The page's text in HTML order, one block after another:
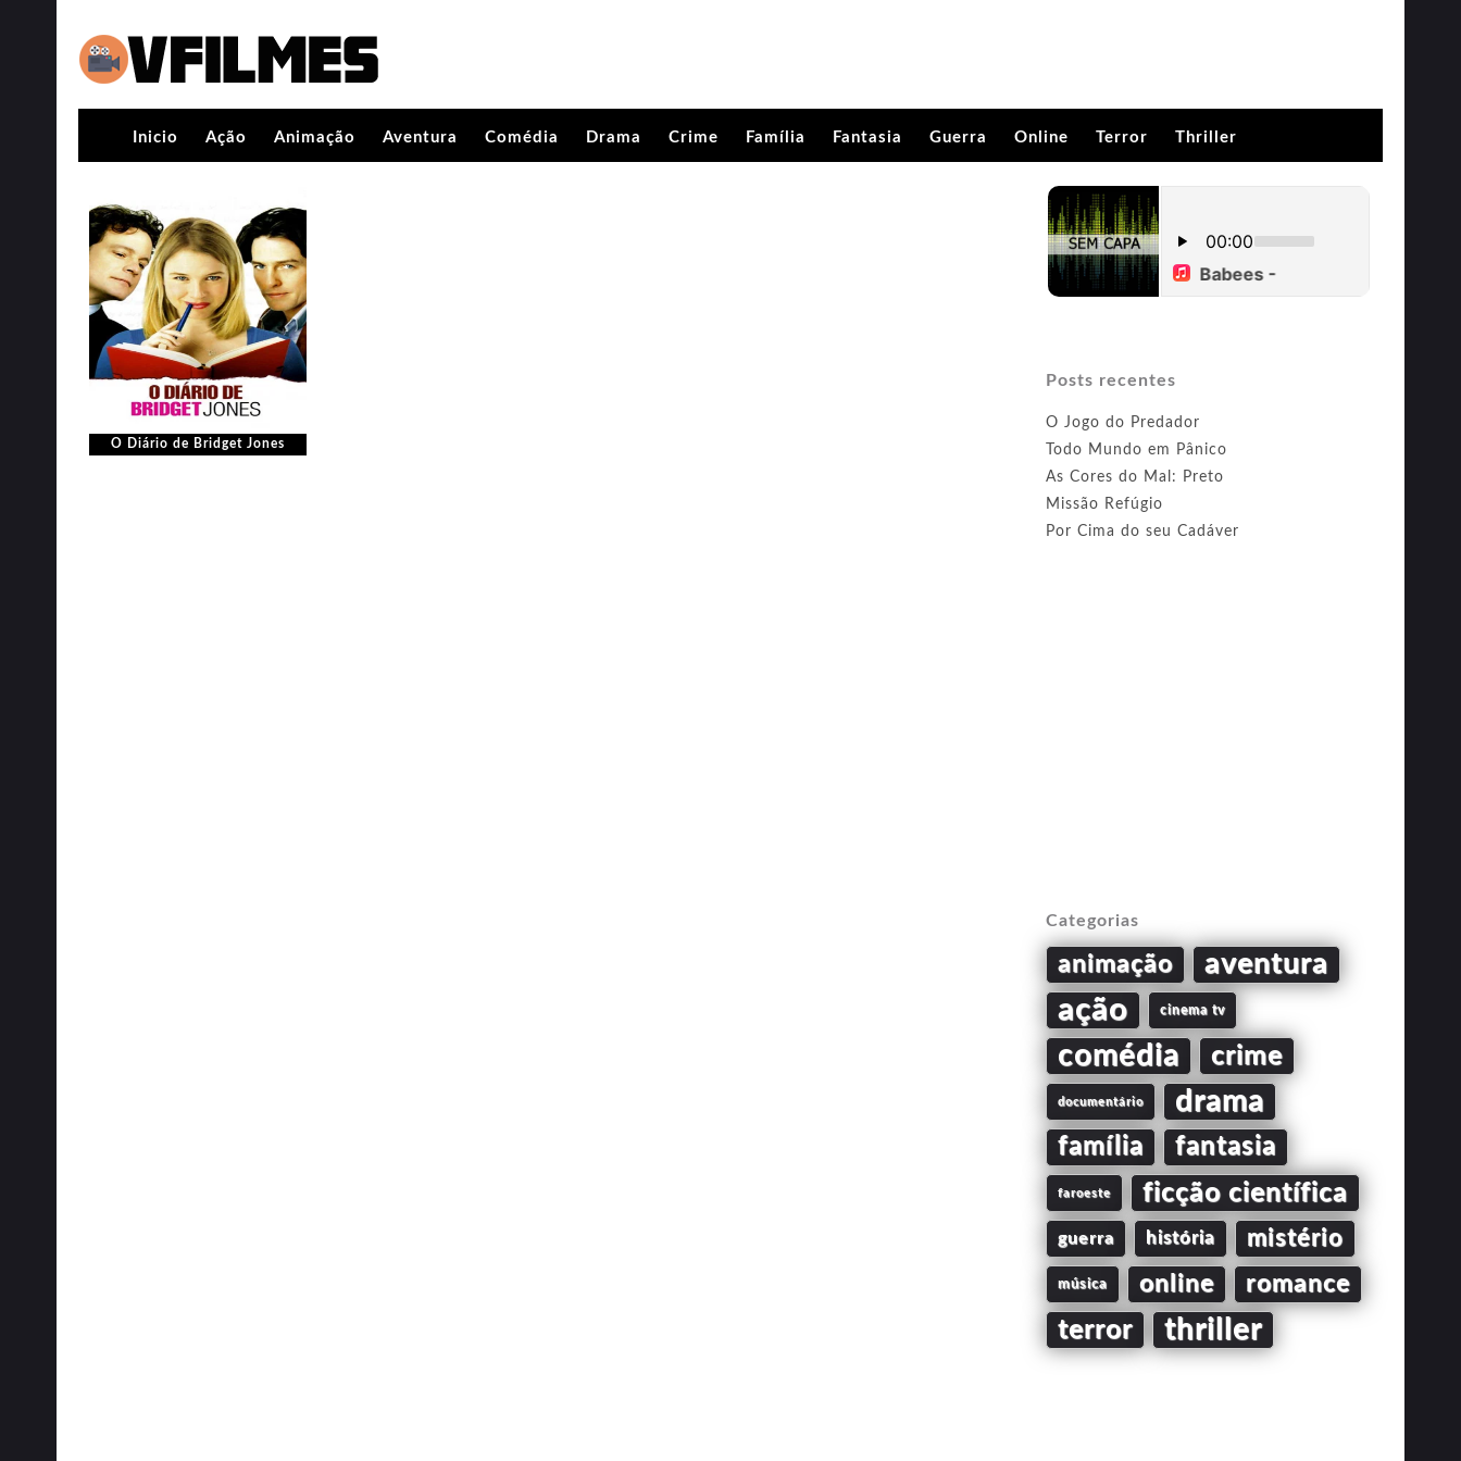
Inicio Ação Animação Aventura Comédia Drama Crime Família Fantasia Guerra Online Terror Thriller
O Diário de Bridget Jones
Posts recentes
O Jogo do Predador
Todo Mundo em Pânico
As Cores do Mal: Preto
Missão Refúgio
Por Cima do seu Cadáver
Categorias
animação aventura
ação cinema tv
comédia crime
documentário drama
família fantasia
faroeste ficção científica
guerra história mistério
música online romance
terror thriller